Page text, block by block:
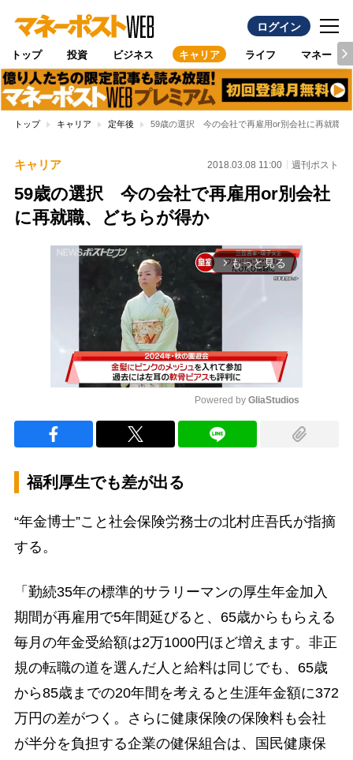
ログイン
トップ 投資 ビジネス キャリア ライフ マネー
トップ キャリア 定年後 59歳の選択 今の会社で再雇用or別会社に再就職、
キャリア 2018.03.08 11:00 週刊ポスト
59歳の選択 今の会社で再雇用or別会社
に再就職、どちらが得か
arrow_forward_ios もっと見る
Powered by GliaStudios
福利厚生でも差が出る
“年金博士”こと社会保険労務士の北村庄吾氏が指摘
する。
「勤続35年の標準的サラリーマンの厚生年金加入
期間が再雇用で5年間延びると、65歳からもらえる
毎月の年金受給額は2万1000円ほど増えます。非正
規の転職の道を選んだ人と給料は同じでも、65歳
から85歳までの20年間を考えると生涯年金額に372
万円の差がつく。さらに健康保険の保険料も会社
が半分を負担する企業の健保組合は、国民健康保